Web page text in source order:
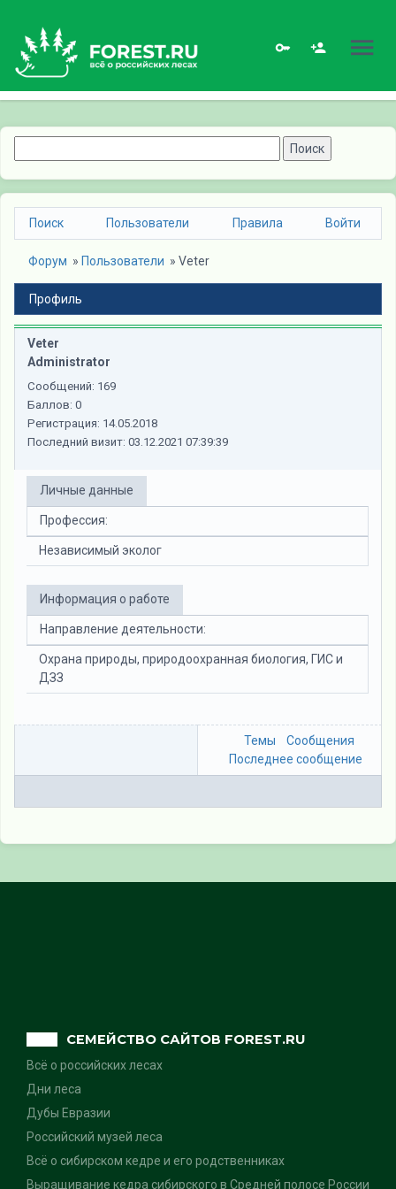
Поиск Пользователи Правила Войти
Форум » Пользователи » Veter
Профиль
Veter
Administrator
Сообщений: 169
Баллов: 0
Регистрация: 14.05.2018
Последний визит: 03.12.2021 07:39:39
Личные данные
Профессия:
Независимый эколог
Информация о работе
Направление деятельности:
Охрана природы, природоохранная биология, ГИС и
ДЗЗ
Темы
Сообщения
Последнее сообщение
СЕМЕЙСТВО САЙТОВ FOREST.RU
Всё о российских лесах
Дни леса
Дубы Евразии
Российский музей леса
Всё о сибирском кедре и его родственниках
Выращивание кедра сибирского в Средней полосе России